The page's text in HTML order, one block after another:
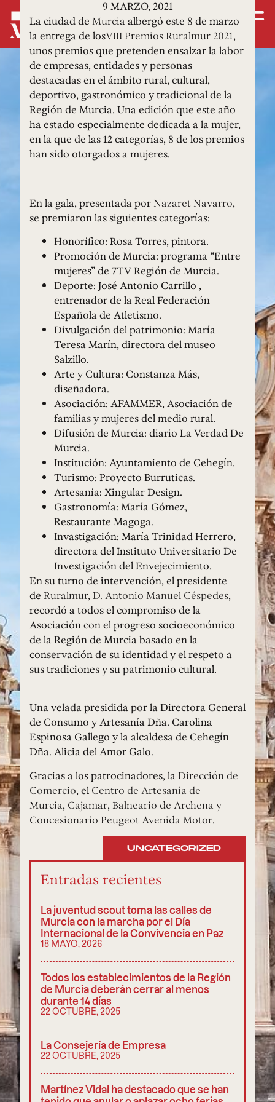
9 MARZO, 2021
La ciudad de Murcia albergó este 8 de marzo
la entrega de losVIII Premios Ruralmur 2021,
unos premios que pretenden ensalzar la labor
de empresas, entidades y personas
destacadas en el ámbito rural, cultural,
deportivo, gastronómico y tradicional de la
Región de Murcia. Una edición que este año
ha estado especialmente dedicada a la mujer,
en la que de las 12 categorías, 8 de los premios
han sido otorgados a mujeres.
En la gala, presentada por Nazaret Navarro,
se premiaron las siguientes categorías:
Honorífico: Rosa Torres, pintora.
Promoción de Murcia: programa “Entre
mujeres” de 7TV Región de Murcia.
Deporte: José Antonio Carrillo ,
entrenador de la Real Federación
Española de Atletismo.
Divulgación del patrimonio: María
Teresa Marín, directora del museo
Salzillo.
Arte y Cultura: Constanza Más,
diseñadora.
Asociación: AFAMMER, Asociación de
familias y mujeres del medio rural.
Difusión de Murcia: diario La Verdad De
Murcia.
Institución: Ayuntamiento de Cehegín.
Turismo: Proyecto Burruticas.
Artesanía: Xingular Design.
Gastronomía: María Gómez,
Restaurante Magoga.
Invastigación: María Trinidad Herrero,
directora del Instituto Universitario De
Investigación del Envejecimiento.
En su turno de intervención, el presidente
de Ruralmur, D. Antonio Manuel Céspedes,
recordó a todos el compromiso de la
Asociación con el progreso socioeconómico
de la Región de Murcia basado en la
conservación de su identidad y el respeto a
sus tradiciones y su patrimonio cultural.
Una velada presidida por la Directora General
de Consumo y Artesanía Dña. Carolina
Espinosa Gallego y la alcaldesa de Cehegín
Dña. Alicia del Amor Galo.
Gracias a los patrocinadores, la Dirección de
Comercio, el Centro de Artesanía de
Murcia, Cajamar, Balneario de Archena y
Concesionario Peugeot Avenida Motor.
UNCATEGORIZED
Entradas recientes
La juventud scout toma las calles de
Murcia con la marcha por el Día
Internacional de la Convivencia en Paz
18 MAYO, 2026
Todos los establecimientos de la Región
de Murcia deberán cerrar al menos
durante 14 días
22 OCTUBRE, 2025
La Consejería de Empresa
22 OCTUBRE, 2025
Martínez Vidal ha destacado que se han